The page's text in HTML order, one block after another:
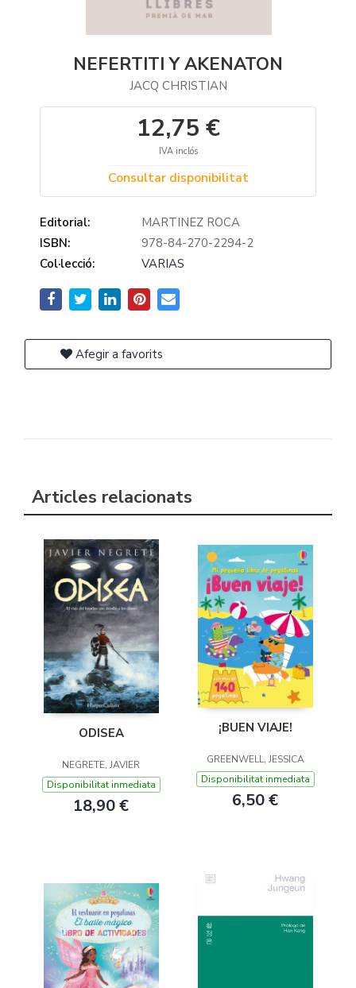
NEFERTITI Y AKENATON
JACQ CHRISTIAN
12,75 €
IVA inclós
Consultar disponibilitat
Editorial:
MARTINEZ ROCA
ISBN:
978-84-270-2294-2
Col·lecció:
VARIAS
Afegir a favorits
Articles relacionats
ODISEA
NEGRETE, JAVIER
Disponibilitat inmediata
18,90 €
¡BUEN VIAJE!
GREENWELL, JESSICA
Disponibilitat inmediata
6,50 €